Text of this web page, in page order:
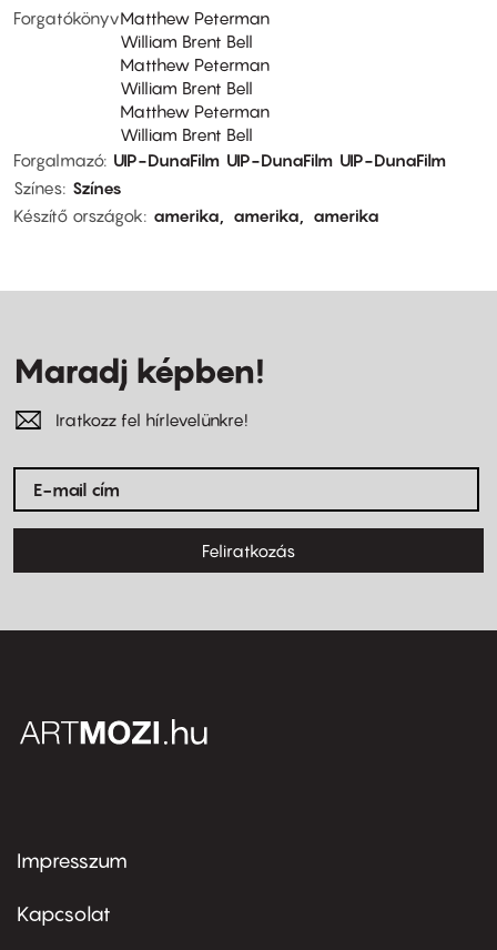
ForgatókönyvMatthew Peterman
William Brent Bell
Matthew Peterman
William Brent Bell
Matthew Peterman
William Brent Bell
Forgalmazó UIP-DunaFilm UIP-DunaFilm UIP-DunaFilm
Színes Színes
Készítő országok
amerika amerika amerika
Maradj képben!
Iratkozz fel hírlevelünkre!
Feliratkozás
Footer
first
Impresszum
Kapcsolat